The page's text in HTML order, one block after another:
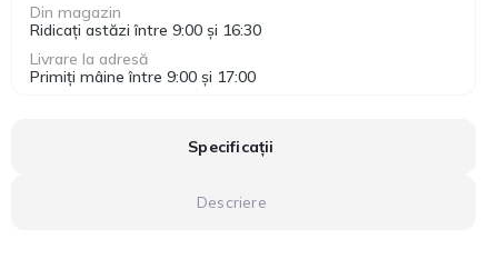
Din magazin
Ridicați astăzi între 9:00 și 16:30
Livrare la adresă
Primiți mâine între 9:00 și 17:00
Specificații
Descriere